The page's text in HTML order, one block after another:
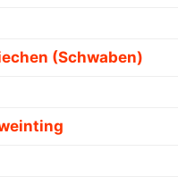
(Schwaben)